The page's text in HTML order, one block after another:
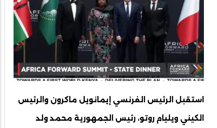
استقبل الرئيس الفرنسي إيمانويل ماكرون والرئيس
الكيني ويليام روتو، رئيس الجمهورية محمد ولد